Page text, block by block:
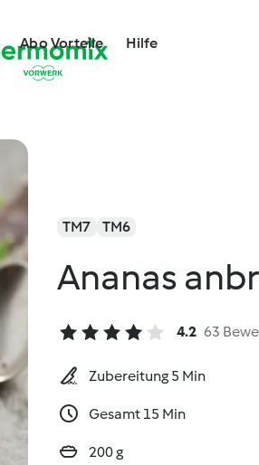
Abo Vorteile Hilfe
TM7 TM6
Ananas
4.2 63
Zubereitung 5 Min
Gesamt 15 Min
200 g